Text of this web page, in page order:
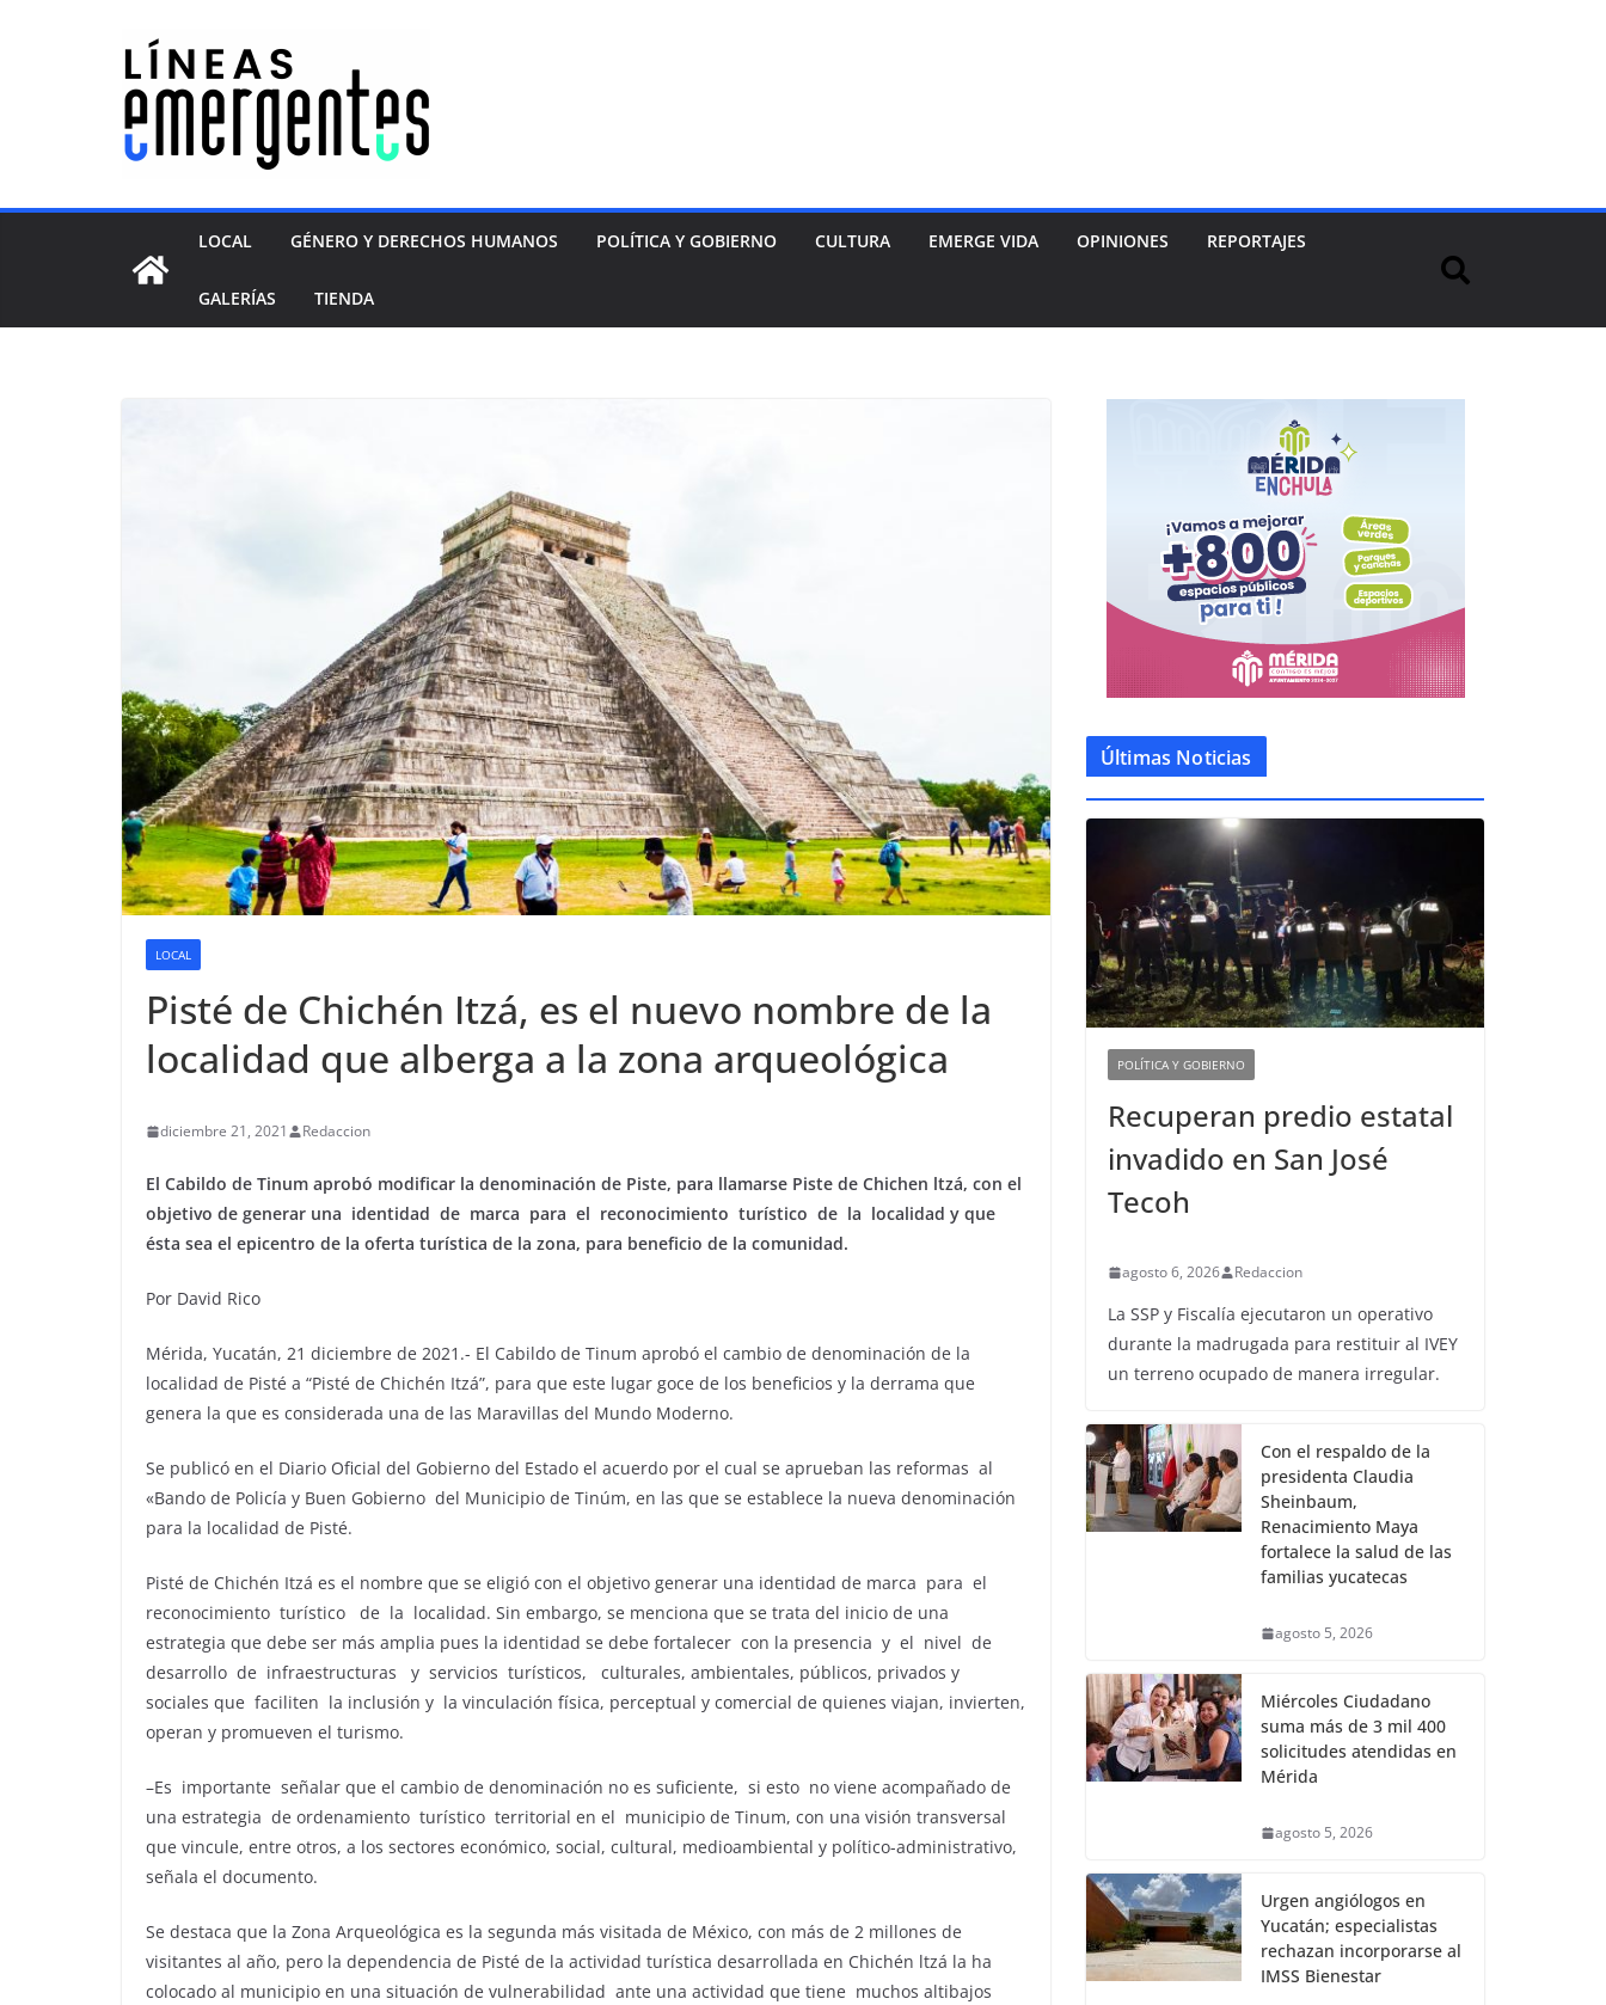
LOCAL GÉNERO Y DERECHOS HUMANOS POLÍTICA Y GOBIERNO CULTURA EMERGE VIDA OPINIONES REPORTAJES
GALERÍAS TIENDA
LOCAL
Pisté de Chichén Itzá, es el nuevo nombre de la
localidad que alberga a la zona arqueológica
diciembre 21, 2021 Redaccion
El Cabildo de Tinum aprobó modificar la denominación de Piste, para llamarse Piste de Chichen ltzá, con el
objetivo de generar una identidad de marca para el reconocimiento turístico de la localidad y que
ésta sea el epicentro de la oferta turística de la zona, para beneficio de la comunidad.
Por David Rico
Mérida, Yucatán, 21 diciembre de 2021.- El Cabildo de Tinum aprobó el cambio de denominación de la
localidad de Pisté a “Pisté de Chichén Itzá”, para que este lugar goce de los beneficios y la derrama que
genera la que es considerada una de las Maravillas del Mundo Moderno.
Se publicó en el Diario Oficial del Gobierno del Estado el acuerdo por el cual se aprueban las reformas al
«Bando de Policía y Buen Gobierno del Municipio de Tinúm, en las que se establece la nueva denominación
para la localidad de Pisté.
Pisté de Chichén Itzá es el nombre que se eligió con el objetivo generar una identidad de marca para el
reconocimiento turístico de la localidad. Sin embargo, se menciona que se trata del inicio de una
estrategia que debe ser más amplia pues la identidad se debe fortalecer con la presencia y el nivel de
desarrollo de infraestructuras y servicios turísticos, culturales, ambientales, públicos, privados y
sociales que faciliten la inclusión y la vinculación física, perceptual y comercial de quienes viajan, invierten,
operan y promueven el turismo.
–Es importante señalar que el cambio de denominación no es suficiente, si esto no viene acompañado de
una estrategia de ordenamiento turístico territorial en el municipio de Tinum, con una visión transversal
que vincule, entre otros, a los sectores económico, social, cultural, medioambiental y político-administrativo,
señala el documento.
Se destaca que la Zona Arqueológica es la segunda más visitada de México, con más de 2 millones de
visitantes al año, pero la dependencia de Pisté de la actividad turística desarrollada en Chichén ltzá la ha
colocado al municipio en una situación de vulnerabilidad ante una actividad que tiene muchos altibajos
Últimas Noticias
POLÍTICA Y GOBIERNO
Recuperan predio estatal
invadido en San José
Tecoh
agosto 6, 2026 Redaccion
La SSP y Fiscalía ejecutaron un operativo
durante la madrugada para restituir al IVEY
un terreno ocupado de manera irregular.
Con el respaldo de la
presidenta Claudia
Sheinbaum,
Renacimiento Maya
fortalece la salud de las
familias yucatecas
agosto 5, 2026
Miércoles Ciudadano
suma más de 3 mil 400
solicitudes atendidas en
Mérida
agosto 5, 2026
Urgen angiólogos en
Yucatán; especialistas
rechazan incorporarse al
IMSS Bienestar